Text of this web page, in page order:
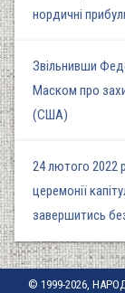
нордичні
Звільнивши
Маском про
(США)
24 лютого 2022
церемонії
завершитись
© 1999-2026,